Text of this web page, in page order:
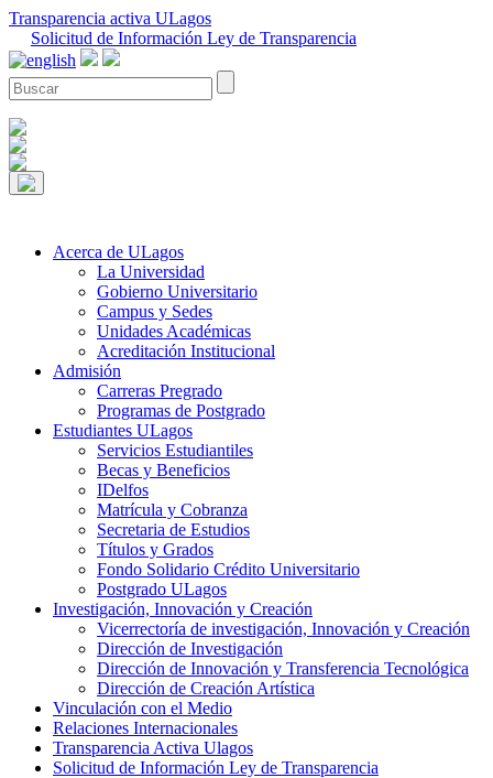
Transparencia activa ULagos
Solicitud de Información Ley de Transparencia
Acerca de ULagos
La Universidad
Gobierno Universitario
Campus y Sedes
Unidades Académicas
Acreditación Institucional
Admisión
Carreras Pregrado
Programas de Postgrado
Estudiantes ULagos
Servicios Estudiantiles
Becas y Beneficios
IDelfos
Matrícula y Cobranza
Secretaria de Estudios
Títulos y Grados
Fondo Solidario Crédito Universitario
Postgrado ULagos
Investigación, Innovación y Creación
Vicerrectoría de investigación, Innovación y Creación
Dirección de Investigación
Dirección de Innovación y Transferencia Tecnológica
Dirección de Creación Artística
Vinculación con el Medio
Relaciones Internacionales
Transparencia Activa Ulagos
Solicitud de Información Ley de Transparencia